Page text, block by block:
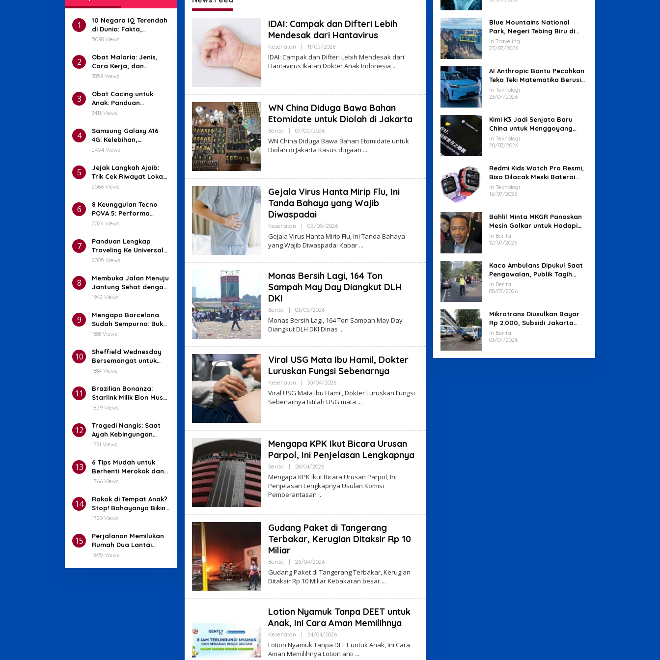
1
10 Negara IQ Terendah
di Dunia: Fakta,
Penyebab, dan
Depan
5098 Views
2
Obat Malaria: Jenis,
Cara Kerja, dan
Efektivitasnya
3859 Views
3
Obat Cacing untuk
Anak: Panduan
Lengkap yang Aman
3413 Views
4
Samsung Galaxy A16
4G: Kelebihan,
Kekurangan, dan
2454 Views
5
Jejak Langkah Ajaib:
Trik Cek Riwayat Lokasi
di iPhone!
2066 Views
6
8 Keunggulan Tecno
POVA 5: Performa
Unggul dan Baterai
2024 Views
7
Panduan Lengkap
Traveling Ke Universal
Studios Japan (Osaka):
Penting!
2005 Views
8
Membuka Jalan Menuju
Jantung Sehat dengan
Bedah Minimal Invasif!
1942 Views
9
Mengapa Barcelona
Sudah Sempurna: Bukti
Nyata!
1888 Views
10
Sheffield Wednesday
Bersemangat untuk
Mendatangkan Thom
1884 Views
11
Brazilian Bonanza:
Starlink Milik Elon Musk
Ancam Sanksi Setelah
1859 Views
12
Tragedi Nangis: Saat
Ayah Kebingungan
dengan Anak yang
1781 Views
13
6 Tips Mudah untuk
Berhenti Merokok dan
Mulai Hidup Sehat!
1766 Views
14
Rokok di Tempat Anak?
Stop! Bahayanya Bikin
Hati Menyesal!
1720 Views
15
Perjalanan Memilukan
Rumah Dua Lantai
yang Terbakar Hangus
1695 Views
Youngtrepreneur.id
IDAI: Campak dan Difteri Lebih
Mendesak dari Hantavirus
Kesehatan 11/05/2026By
IDAI: Campak dan Difteri Lebih Mendesak dari
Hantavirus Ikatan Dokter Anak Indonesia
WN China Diduga Bawa Bahan
Etomidate untuk Diolah di Jakarta
Berita 07/05/2026By
WN China Diduga Bawa Bahan Etomidate untuk
Diolah di Jakarta Kasus dugaan
Gejala Virus Hanta Mirip Flu, Ini
Tanda Bahaya yang Wajib
Diwaspadai
Kesehatan 05/05/2026By
Gejala Virus Hanta Mirip Flu, Ini Tanda Bahaya
yang Wajib Diwaspadai Kabar
Monas Bersih Lagi, 164 Ton
Sampah May Day Diangkut DLH
DKI
Berita 03/05/2026By
Monas Bersih Lagi, 164 Ton Sampah May Day
Diangkut DLH DKI Dinas
Viral USG Mata Ibu Hamil, Dokter
Luruskan Fungsi Sebenarnya
Kesehatan 30/04/2026By
Viral USG Mata Ibu Hamil, Dokter Luruskan Fungsi
Sebenarnya Istilah USG mata
Mengapa KPK Ikut Bicara Urusan
Parpol, Ini Penjelasan Lengkapnya
Berita 28/04/2026By
Mengapa KPK Ikut Bicara Urusan Parpol, Ini
Penjelasan Lengkapnya Usulan Komisi
Pemberantasan
Gudang Paket di Tangerang
Terbakar, Kerugian Ditaksir Rp 10
Miliar
Berita 26/04/2026By
Gudang Paket di Tangerang Terbakar, Kerugian
Ditaksir Rp 10 Miliar Kebakaran besar
Lotion Nyamuk Tanpa DEET untuk
Anak, Ini Cara Aman Memilihnya
Kesehatan 24/04/2026By
Lotion Nyamuk Tanpa DEET untuk Anak, Ini Cara
Aman Memilihnya Lotion anti
Blue Mountains National
Park, Negeri Tebing Biru di
Barat Sydney
In Traveling
27/07/2026
AI Anthropic Bantu Pecahkan
Teka Teki Matematika Berusia
87 Tahun
In Teknologi
23/07/2026
Kimi K3 Jadi Senjata Baru
China untuk Menggoyang
Keunggulan AI Amerika
In Teknologi
20/07/2026
Redmi Kids Watch Pro Resmi,
Bisa Dilacak Meski Baterai
Sudah Habis
In Teknologi
16/07/2026
Bahlil Minta MKGR Panaskan
Mesin Golkar untuk Hadapi
Pemilu 2029
In Berita
12/07/2026
Kaca Ambulans Dipukul Saat
Pengawalan, Publik Tagih
Jawaban Polisi
In Berita
08/07/2026
Mikrotrans Diusulkan Bayar
Rp 2.000, Subsidi Jakarta
Jadi Sorotan
In Berita
03/07/2026